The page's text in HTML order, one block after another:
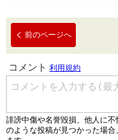
前のページへ